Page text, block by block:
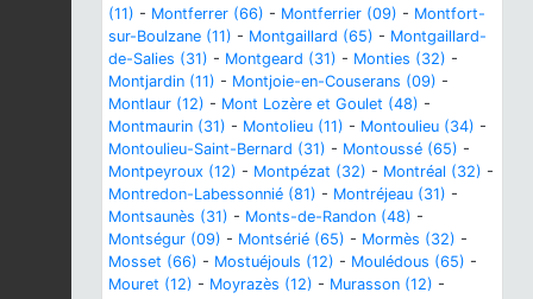
(11) - Montferrer (66) - Montferrier (09) - Montfort-
sur-Boulzane (11) - Montgaillard (65) - Montgaillard-
de-Salies (31) - Montgeard (31) - Monties (32) -
Montjardin (11) - Montjoie-en-Couserans (09) -
Montlaur (12) - Mont Lozère et Goulet (48) -
Montmaurin (31) - Montolieu (11) - Montoulieu (34) -
Montoulieu-Saint-Bernard (31) - Montoussé (65) -
Montpeyroux (12) - Montpézat (32) - Montréal (32) -
Montredon-Labessonnié (81) - Montréjeau (31) -
Montsaunès (31) - Monts-de-Randon (48) -
Montségur (09) - Montsérié (65) - Mormès (32) -
Mosset (66) - Mostuéjouls (12) - Moulédous (65) -
Mouret (12) - Moyrazès (12) - Murasson (12) -